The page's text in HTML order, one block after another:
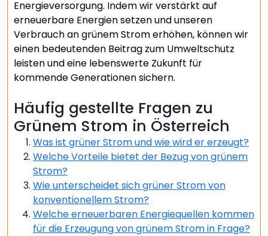
Energieversorgung. Indem wir verstärkt auf
erneuerbare Energien setzen und unseren
Verbrauch an grünem Strom erhöhen, können wir
einen bedeutenden Beitrag zum Umweltschutz
leisten und eine lebenswerte Zukunft für
kommende Generationen sichern.
Häufig gestellte Fragen zu
Grünem Strom in Österreich
Was ist grüner Strom und wie wird er erzeugt?
Welche Vorteile bietet der Bezug von grünem
Strom?
Wie unterscheidet sich grüner Strom von
konventionellem Strom?
Welche erneuerbaren Energiequellen kommen
für die Erzeugung von grünem Strom in Frage?